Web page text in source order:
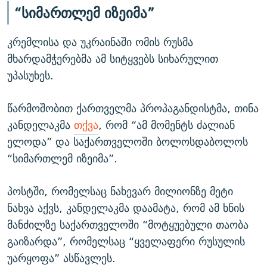
“სიმართლემ იზეიმა”
კრემლისა და უკრაინაში ომის რუსმა
მხარდამჭერებმა ამ სიტყვებს სიხარულით
უპასუხეს.
წარმოშობით ქართველმა პროპაგანდისტმა, თინა
კანდელაკმათქვა, რომ “ამ მომენტს ძალიან
ელოდა” და საქართველოში ბოლოსდაბოლოს
“სიმართლემ იზეიმა”.
პოსტში, რომელსაც ნახევარ მილიონზე მეტი
ნახვა აქვს, კანდელაკმა დაამატა, რომ ამ ხნის
მანძილზე საქართველოში “მოტყუებული თაობა
გაიზარდა”, რომელსაც “ყველაფერი რუსულის
უარყოფა” ასწავლეს.